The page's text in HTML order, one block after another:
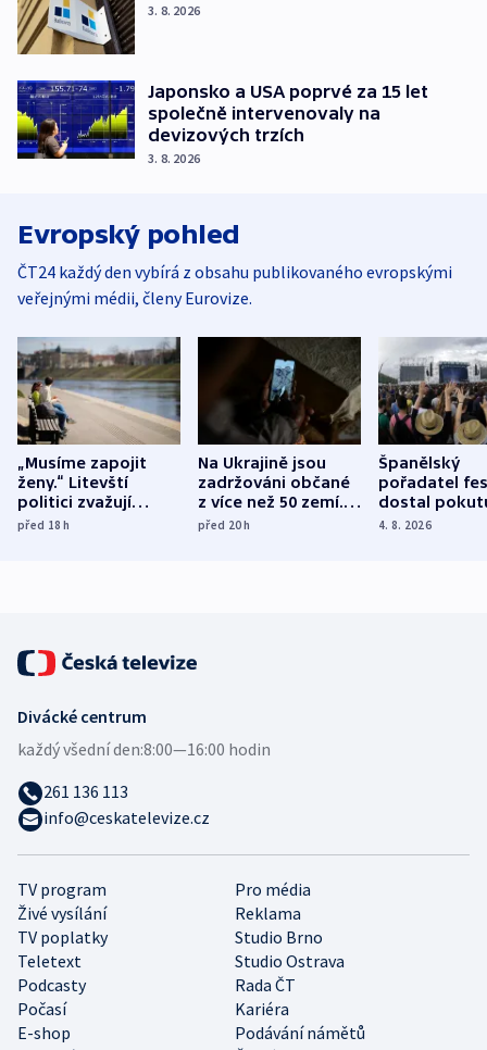
3. 8. 2026
Japonsko a USA poprvé za 15 let
společně intervenovaly na
devizových trzích
3. 8. 2026
Evropský pohled
ČT24 každý den vybírá z obsahu publikovaného evropskými
veřejnými médii, členy Eurovize.
„Musíme zapojit
ženy.“ Litevští
politici zvažují
dohodu o
před 18h
Na Ukrajině jsou
zadržováni občané
z více než 50 zemí.
Bojovali na straně
před 20h
Španělský
pořadatel
dostal
nekalé
4. 8. 2026
TV program
Pro média
Živé vysílání
Reklama
TV poplatky
Studio Brno
Teletext
Studio Ostrava
Podcasty
Rada ČT
Počasí
Kariéra
E-shop
Podávání námětů
Divácké centrum
každý všední den:8:00—16:00 hodin
261 136 113
info@ceskatelevize.cz